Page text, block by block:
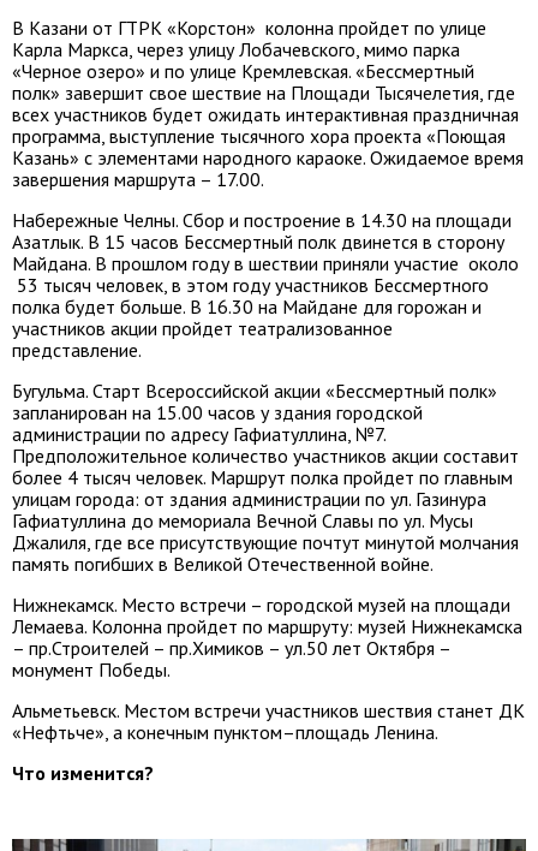
В Казани от ГТРК «Корстон» колонна пройдет по улице
Карла Маркса, через улицу Лобачевского, мимо парка
«Черное озеро» и по улице Кремлевская. «Бессмертный
полк» завершит свое шествие на Площади Тысячелетия, где
всех участников будет ожидать интерактивная праздничная
программа, выступление тысячного хора проекта «Поющая
Казань» с элементами народного караоке. Ожидаемое время
завершения маршрута – 17.00.
Набережные Челны. Сбор и построение в 14.30 на площади
Азатлык. В 15 часов Бессмертный полк двинется в сторону
Майдана. В прошлом году в шествии приняли участие около
53 тысяч человек, в этом году участников Бессмертного
полка будет больше. В 16.30 на Майдане для горожан и
участников акции пройдет театрализованное
представление.
Бугульма. Старт Всероссийской акции «Бессмертный полк»
запланирован на 15.00 часов у здания городской
администрации по адресу Гафиатуллина, №7.
Предположительное количество участников акции составит
более 4 тысяч человек. Маршрут полка пройдет по главным
улицам города: от здания администрации по ул. Газинура
Гафиатуллина до мемориала Вечной Славы по ул. Мусы
Джалиля, где все присутствующие почтут минутой молчания
память погибших в Великой Отечественной войне.
Нижнекамск. Место встречи – городской музей на площади
Лемаева. Колонна пройдет по маршруту: музей Нижнекамска
– пр.Строителей – пр.Химиков – ул.50 лет Октября –
монумент Победы.
Альметьевск. Местом встречи участников шествия станет ДК
«Нефтьче», а конечным пунктом–площадь Ленина.
Что изменится?